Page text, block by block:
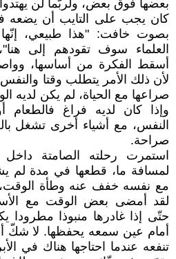
بعضها فوق بعض، ولربّما لن يهتدوا
كان يجب على التايب أن يضعه
بصوت خافت: "هذا طبيعي، إنّها
العلماء سوف تقودهم إلى
أسقط الفكرة من أساسها،
لأن ذلك الأمر يتطلب وقتا
صراعها مع الحياة، لم يكن لديه
وإذا كان لديه فراغ
النفس، مع أشياء أخرى تشغل
صراحة.
استمرت رحلته الصامتة داخل
لمسافة ما، قطعها في مدة لم
مع نفسه خفف عنه وطأة الوقت،
لقد أمضى بعض الوقت مع
حتّى إذا غادرها منبوذا مطرودا
أمام عين سمعه يحفظها. لا شكّ
تنفعه عندما احتاجها هناك في